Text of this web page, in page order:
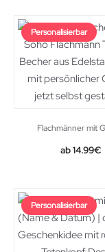
Personalisierbar
Flachmänner mit
14.99€
Personalisierbar